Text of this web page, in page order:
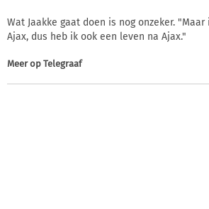
Wat Jaakke gaat doen is nog onzeker.
Ajax, dus heb ik ook een leven na Ajax."
Meer op Telegraaf